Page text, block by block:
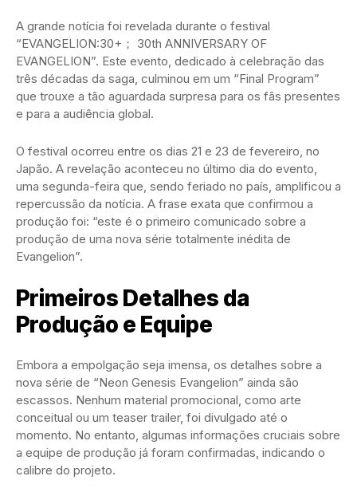
A grande notícia foi revelada durante o festival
“EVANGELION:30+； 30th ANNIVERSARY OF
EVANGELION”. Este evento, dedicado à celebração das
três décadas da saga, culminou em um “Final Program”
que trouxe a tão aguardada surpresa para os fãs presentes
e para a audiência global.
O festival ocorreu entre os dias 21 e 23 de fevereiro, no
Japão. A revelação aconteceu no último dia do evento,
uma segunda-feira que, sendo feriado no país, amplificou a
repercussão da notícia. A frase exata que confirmou a
produção foi: “este é o primeiro comunicado sobre a
produção de uma nova série totalmente inédita de
Evangelion”.
Primeiros Detalhes da
Produção e Equipe
Embora a empolgação seja imensa, os detalhes sobre a
nova série de “Neon Genesis Evangelion” ainda são
escassos. Nenhum material promocional, como arte
conceitual ou um teaser trailer, foi divulgado até o
momento. No entanto, algumas informações cruciais sobre
a equipe de produção já foram confirmadas, indicando o
calibre do projeto.